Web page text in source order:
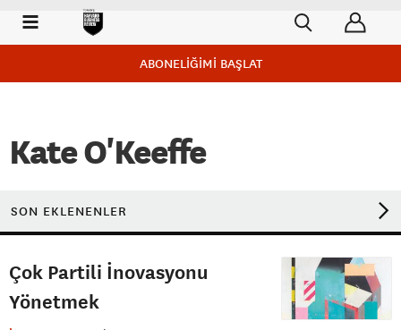
ABONELİĞİMİ BAŞLAT
Kate O'Keeffe
SON EKLENENLER
Çok Partili İnovasyonu
Yönetmek